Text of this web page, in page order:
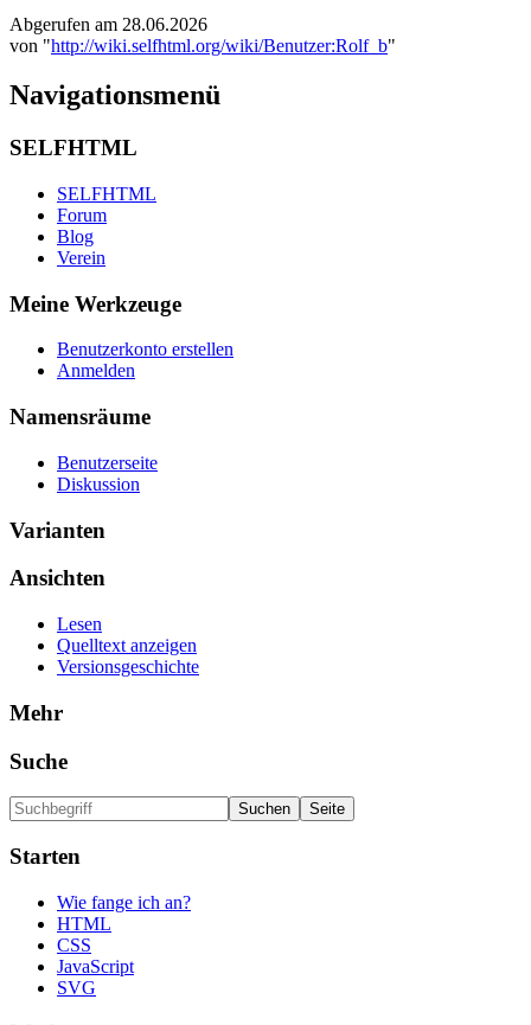
Abgerufen am 28.06.2026
von "http://wiki.selfhtml.org/wiki/Benutzer:Rolf_b"
Navigationsmenü
SELFHTML
SELFHTML
Forum
Blog
Verein
Meine Werkzeuge
Benutzerkonto erstellen
Anmelden
Namensräume
Benutzerseite
Diskussion
Varianten
Ansichten
Lesen
Quelltext anzeigen
Versionsgeschichte
Mehr
Suche
Starten
Wie fange ich an?
HTML
CSS
JavaScript
SVG